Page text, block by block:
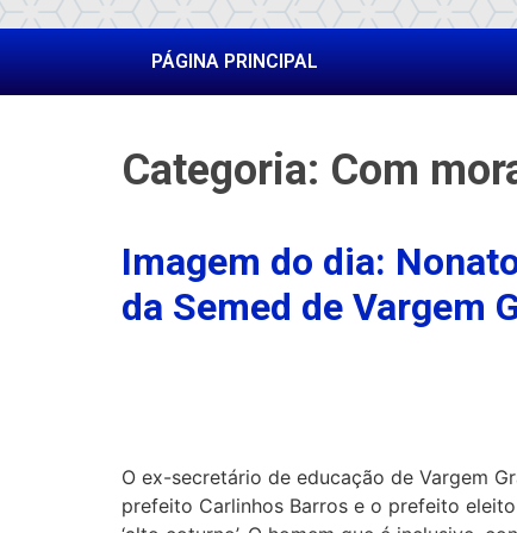
PÁGINA PRINCIPAL
Categoria: Com
Imagem do dia:
da Semed de Vargem
O ex-secretário de educação de Vargem
prefeito Carlinhos Barros e o prefeito